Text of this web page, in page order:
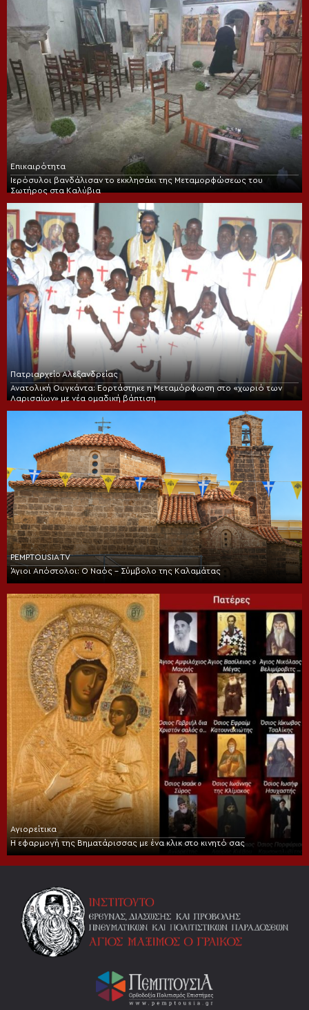
Επικαιρότητα
Ιερόσυλοι βανδάλισαν το εκκλησάκι της Μεταμορφώσεως του
Σωτήρος στα Καλύβια
Πατριαρχείο Αλεξανδρείας
Ανατολική Ουγκάντα: Εορτάστηκε η Μεταμόρφωση στο «χωριό των
Λαρισαίων» με νέα ομαδική βάπτιση
PEMPTOUSIA TV
Άγιοι Απόστολοι: Ο Ναός – Σύμβολο της Καλαμάτας
Αγιορείτικα
Η εφαρμογή της Βηματάρισσας με ένα κλικ στο κινητό σας